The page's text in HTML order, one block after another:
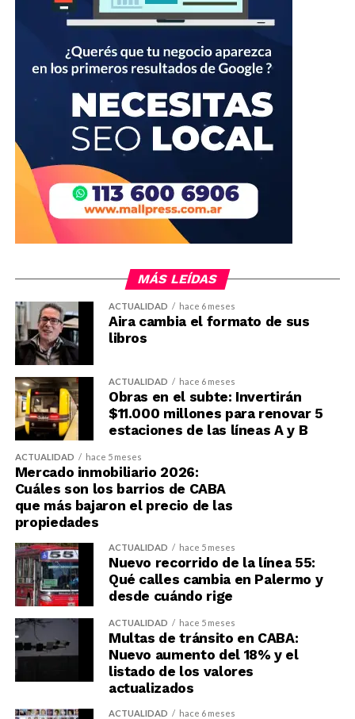
MÁS LEÍDAS
ACTUALIDAD hace 6 meses
Aira cambia el formato de sus
libros
ACTUALIDAD hace 6 meses
Obras en el subte: Invertirán
$11.000 millones para renovar 5
estaciones de las líneas A y B
ACTUALIDAD hace 5 meses
Mercado inmobiliario 2026:
Cuáles son los barrios de CABA
que más bajaron el precio de las
propiedades
ACTUALIDAD hace 5 meses
Nuevo recorrido de la línea 55:
Qué calles cambia en Palermo y
desde cuándo rige
ACTUALIDAD hace 5 meses
Multas de tránsito en CABA:
Nuevo aumento del 18% y el
listado de los valores
actualizados
ACTUALIDAD hace 6 meses